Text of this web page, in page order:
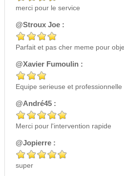
merci pour le service
@Stroux Joe :
Parfait et pas cher meme pour
@Xavier Fumoulin :
Equipe serieuse et professionnelle
@André45 :
Merci pour l'intervention rapide
@Jopierre :
super